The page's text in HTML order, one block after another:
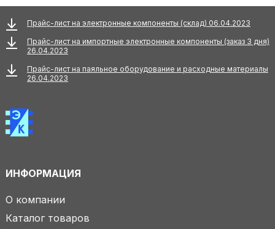
Прайс-лист на электронные компоненты (склад) 06.04.2023
Прайс-лист на импортные электронные компоненты (заказ 3 дня)
26.04.2023
Прайс-лист на паяльное оборудование и расходные материалы
26.04.2023
ИНФОРМАЦИЯ
О компании
Каталог товаров